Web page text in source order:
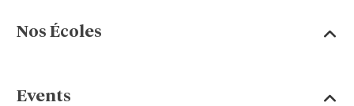
Nos Écoles
Events